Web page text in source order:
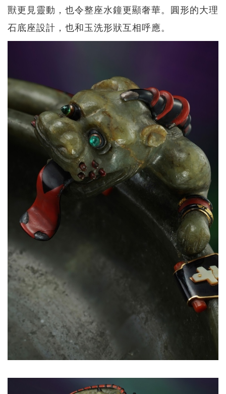
獸更見靈動，也令整座水鐘更顯奢華。圓形的大理
石底座設計，也和玉洗形狀互相呼應。